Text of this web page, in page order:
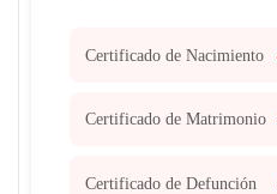
Certificado de Nacimiento
Certificado de Matrimonio
Certificado de Defunción